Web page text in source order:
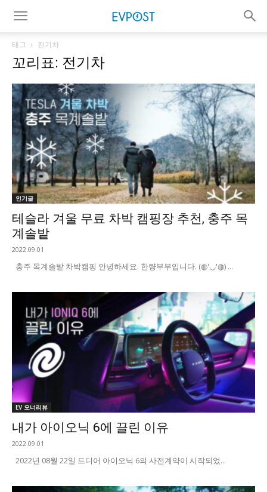
태그 전기차
꼬리표: 전기차
인기글
테슬라 겨울 무료 차박 캠핑장 추천, 충주 목
계솔밭
2022.09.01
충주 목계솔밭 차박캠핑 안녕하세요. 한량부부입니다. (◍'◡'◍) ...
EV 오너리뷰
내가 아이오닉 6에 끌린 이유
2022.09.01
2022년 08월 22일 드디어 아이오닉 6의 사전계약이 시작되었...